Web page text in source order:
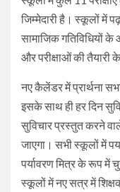
जिम्मेदारी है। स्कूलों में
सामाजिक गतिविधियों के
और परीक्षाओं की तैयारी
नए कैलेंडर में प्रार्थना
इसके साथ ही हर दिन
सुविचार प्रस्तुत करने
जाएगा। सभी स्कूलों में
पर्यावरण मित्र के रूप में
स्कूलों में नए सत्र में